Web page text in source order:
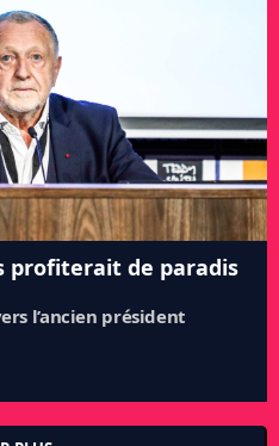
profiterait de paradis
l’ancien président